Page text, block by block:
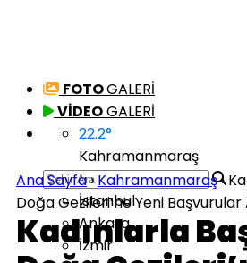
FOTOGALERİ
VİDEOGALERİ
22.2°
Kahramanmaraş
İstanbul
Ankara
İzmir
Ana Sayfa›Kahramanmaraş›
Doğa Gezileri’ne Yeni Başvurular
Kadınlarla